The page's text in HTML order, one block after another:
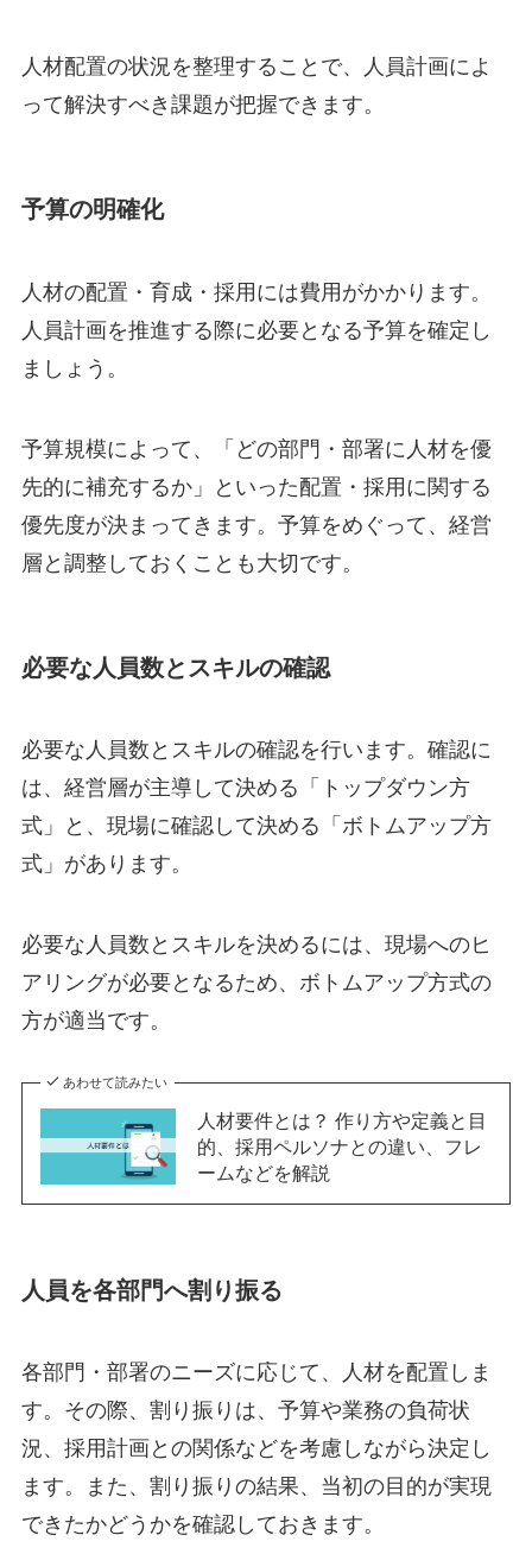
人材配置の状況を整理することで、人員計画によ
って解決すべき課題が把握できます。
予算の明確化
人材の配置・育成・採用には費用がかかります。
人員計画を推進する際に必要となる予算を確定し
ましょう。
予算規模によって、「どの部門・部署に人材を優
先的に補充するか」といった配置・採用に関する
優先度が決まってきます。予算をめぐって、経営
層と調整しておくことも大切です。
必要な人員数とスキルの確認
必要な人員数とスキルの確認を行います。確認に
は、経営層が主導して決める「トップダウン方
式」と、現場に確認して決める「ボトムアップ方
式」があります。
必要な人員数とスキルを決めるには、現場へのヒ
アリングが必要となるため、ボトムアップ方式の
方が適当です。
あわせて読みたい
人材要件とは？ 作り方や定義と目
的、採用ペルソナとの違い、フレ
ームなどを解説
人員を各部門へ割り振る
各部門・部署のニーズに応じて、人材を配置しま
す。その際、割り振りは、予算や業務の負荷状
況、採用計画との関係などを考慮しながら決定し
ます。また、割り振りの結果、当初の目的が実現
できたかどうかを確認しておきます。